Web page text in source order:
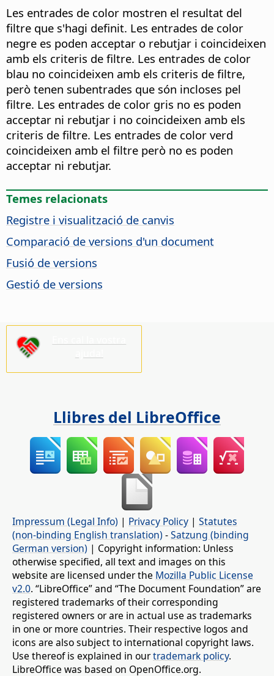
Les entrades de color mostren el resultat del
filtre que s'hagi definit. Les entrades de color
negre es poden acceptar o rebutjar i coincideixen
amb els criteris de filtre. Les entrades de color
blau no coincideixen amb els criteris de filtre,
però tenen subentrades que són incloses pel
filtre. Les entrades de color gris no es poden
acceptar ni rebutjar i no coincideixen amb els
criteris de filtre. Les entrades de color verd
coincideixen amb el filtre però no es poden
acceptar ni rebutjar.
Temes relacionats
Registre i visualització de canvis
Comparació de versions d'un document
Fusió de versions
Gestió de versions
Llibres del LibreOffice
Impressum (Legal Info) | Privacy Policy | Statutes
(non-binding English translation) -Satzung (binding
German version) | Copyright information: Unless
otherwise specified, all text and images on this
website are licensed under the Mozilla Public License
v2.0. “LibreOffice” and “The Document Foundation” are
registered trademarks of their corresponding
registered owners or are in actual use as trademarks
in one or more countries. Their respective logos and
icons are also subject to international copyright laws.
Use thereof is explained in ourtrademark policy.
LibreOffice was based on OpenOffice.org.